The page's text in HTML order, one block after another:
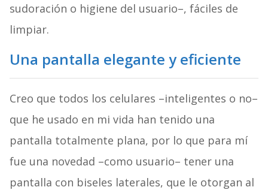
sudoración o higiene del usuario–, fáciles de
limpiar.
Una pantalla elegante y eficiente
Creo que todos los celulares –inteligentes o no–
que he usado en mi vida han tenido una
pantalla totalmente plana, por lo que para mí
fue una novedad –como usuario– tener una
pantalla con biseles laterales, que le otorgan al